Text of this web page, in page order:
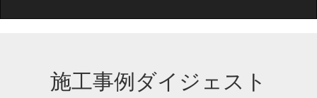
施工事例ダイジェスト